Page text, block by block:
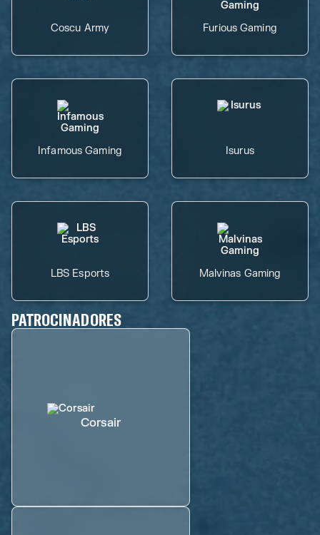
Coscu Army Furious Gaming
Infamous Gaming Isurus
LBS Esports Malvinas Gaming
PATROCINADORES
Corsair